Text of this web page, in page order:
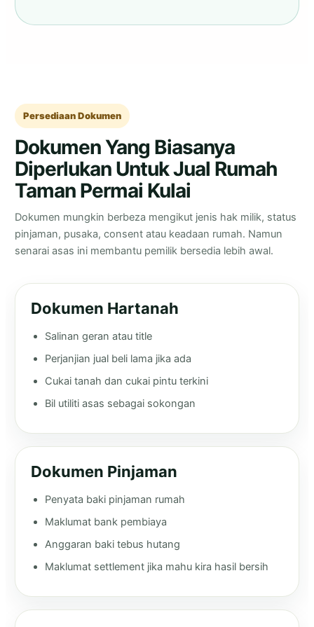
Persediaan Dokumen
Dokumen Yang Biasanya
Diperlukan Untuk Jual Rumah
Taman Permai Kulai
Dokumen mungkin berbeza mengikut jenis hak milik, status
pinjaman, pusaka, consent atau keadaan rumah. Namun
senarai asas ini membantu pemilik bersedia lebih awal.
Dokumen Hartanah
Salinan geran atau title
Perjanjian jual beli lama jika ada
Cukai tanah dan cukai pintu terkini
Bil utiliti asas sebagai sokongan
Dokumen Pinjaman
Penyata baki pinjaman rumah
Maklumat bank pembiaya
Anggaran baki tebus hutang
Maklumat settlement jika mahu kira hasil bersih